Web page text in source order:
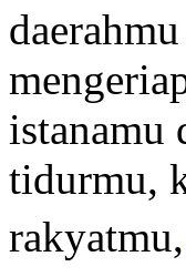
istanamu
tidurmu,
rakyatmu,